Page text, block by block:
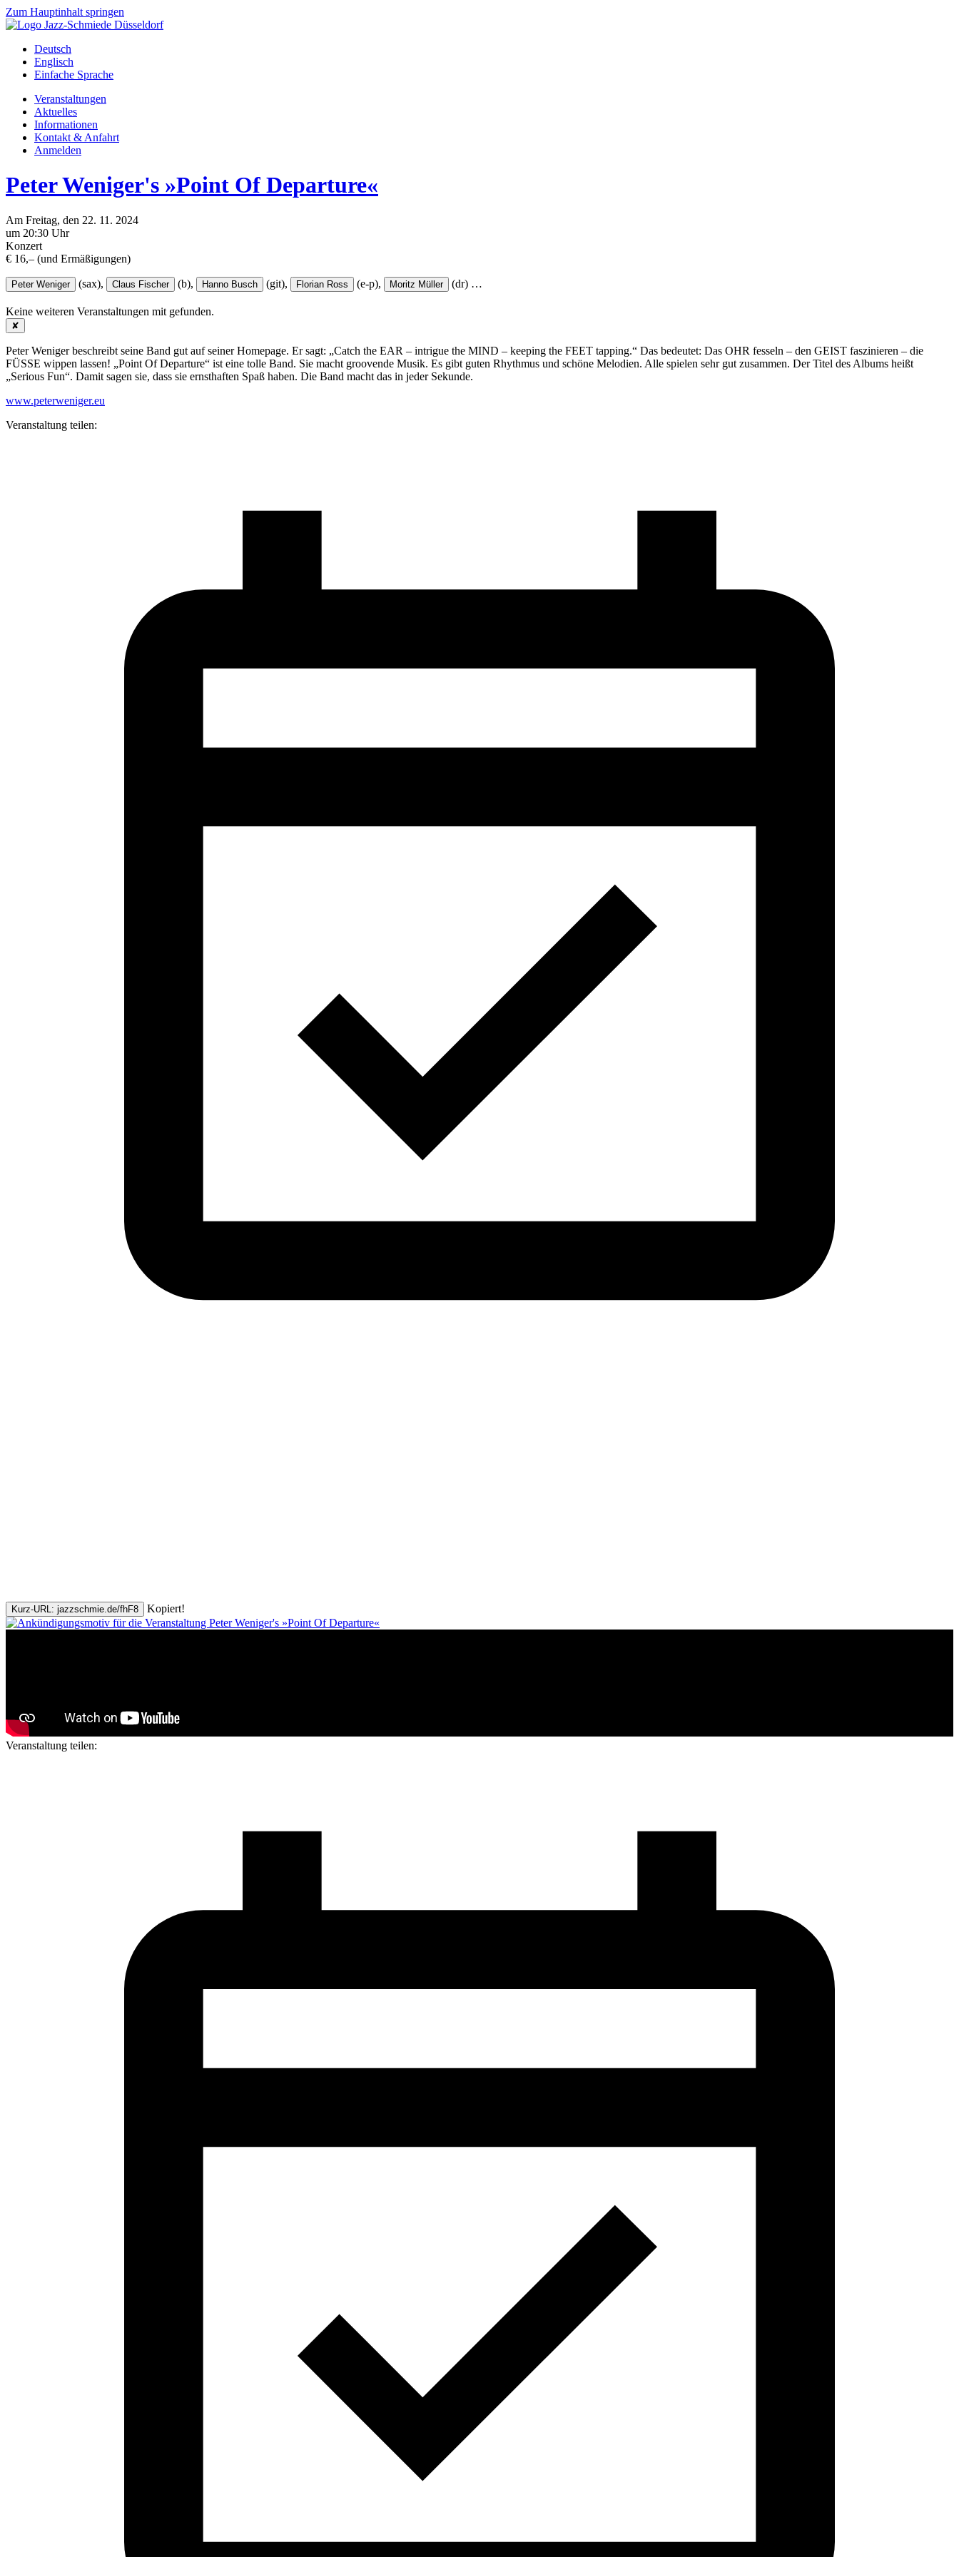
Zum Hauptinhalt springen
Deutsch
Englisch
Einfache Sprache
Veranstaltungen
Aktuelles
Informationen
Kontakt & Anfahrt
Anmelden
Peter Weniger's »Point Of Departure«
Am Freitag, den 22. 11. 2024
um 20:30 Uhr
Konzert
€ 16,– (und Ermäßigungen)
Peter Weniger (sax), Claus Fischer (b), Hanno Busch (git), Florian Ross (e-p), Moritz Müller (dr) …
Keine weiteren Veranstaltungen mit gefunden.
✘
Peter Weniger beschreibt seine Band gut auf seiner Homepage. Er sagt: „Catch the EAR – intrigue the MIND – keeping the FEET tapping.“ Das bedeutet: Das OHR fesseln – den GEIST faszinieren – die
FÜSSE wippen lassen! „Point Of Departure“ ist eine tolle Band. Sie macht groovende Musik. Es gibt guten Rhythmus und schöne Melodien. Alle spielen sehr gut zusammen. Der Titel des Albums heißt
„Serious Fun“. Damit sagen sie, dass sie ernsthaften Spaß haben. Die Band macht das in jeder Sekunde.
www.peterweniger.eu
Veranstaltung teilen:
Kurz-URL: jazzschmie.de/fhF8 Kopiert!
Veranstaltung teilen: